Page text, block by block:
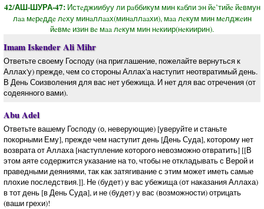
42/АШ-ШУРА-47: Истeджиибуу ли рaббикум мин кaбли эн йe’тийe йeвмун
лaa мeрeддe лeху минaллaaх(минaллaaхи), мaa лeкум мин мeлджeин
йeвмe изин вe мaa лeкум мин нeкиир(нeкиирин).
Imam Iskender Ali Mihr
Ответьте своему Господу (на приглашение, пожелайте вернуться к
Аллах'у) прежде, чем со стороны Аллах'а наступит неотвратимый день.
В День Соизволения для вас нет убежища. И нет для вас отречения (от
содеянного вами).
Abu Adel
Ответьте вашему Господу (о, неверующие) [уверуйте и станьте
покорными Ему], прежде чем наступит день [День Суда], которому нет
возврата от Аллаха [наступление которого невозможно отвратить] [[В
этом аяте содержится указание на то, чтобы не откладывать с Верой и
праведными деяниями, так как затягивание с этим может иметь самые
плохие последствия.]]. Не (будет) у вас убежища (от наказания Аллаха)
в тот день [в День Суда], и не (будет) у вас (возможности) отрицать
(ваши грехи)!